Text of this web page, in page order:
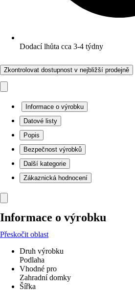
Dodací lhůta cca 3-4 týdny
Zkontrolovat dostupnost v nejbližší prodejně
Informace o výrobku
Datové listy
Popis
Bezpečnost výrobků
Další kategorie
Zákaznická hodnocení
Informace o výrobku
Přeskočit oblast
Druh výrobku
Podlaha
Vhodné pro
Zahradní domky
Šířka